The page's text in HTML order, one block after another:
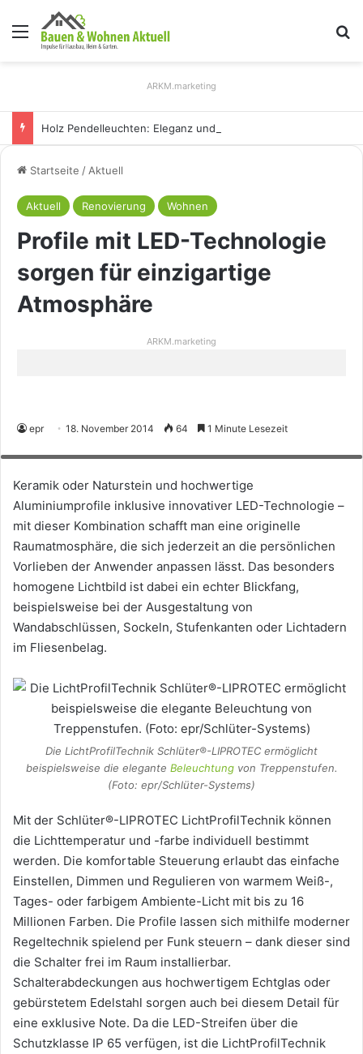
Menü
ARKM.marketing
Startseite / Aktuell
Aktuell Renovierung Wohnen
Profile mit LED-Technologie
sorgen für einzigartige
Atmosphäre
ARKM.marketing
epr 18. November 2014 64 1 Minute Lesezeit
Die LichtProfilTechnik Schlüter®-LIPROTEC ermöglicht beispielsweise die
Keramik oder Naturstein und hochwertige
Aluminiumprofile inklusive innovativer LED-Technologie –
mit dieser Kombination schafft man eine originelle
Raumatmosphäre, die sich jederzeit an die persönlichen
Vorlieben der Anwender anpassen lässt. Das besonders
homogene Lichtbild ist dabei ein echter Blickfang,
beispielsweise bei der Ausgestaltung von
Wandabschlüssen, Sockeln, Stufenkanten oder Lichtadern
im Fliesenbelag.
Die LichtProfilTechnik Schlüter®-LIPROTEC ermöglicht
beispielsweise die elegante Beleuchtungvon Treppenstufen.
(Foto: epr/Schlüter-Systems)
Mit der Schlüter®-LIPROTEC LichtProfilTechnik können
die Lichttemperatur und -farbe individuell bestimmt
werden. Die komfortable Steuerung erlaubt das einfache
Einstellen, Dimmen und Regulieren von warmem Weiß-,
Tages- oder farbigem Ambiente-Licht mit bis zu 16
Millionen Farben. Die Profile lassen sich mithilfe moderner
Regeltechnik spielend per Funk steuern – dank dieser sind
die Schalter frei im Raum installierbar.
Schalterabdeckungen aus hochwertigem Echtglas oder
gebürstetem Edelstahl sorgen auch bei diesem Detail für
eine exklusive Note. Da die LED-Streifen über die
Schutzklasse IP 65 verfügen, ist die LichtProfilTechnik